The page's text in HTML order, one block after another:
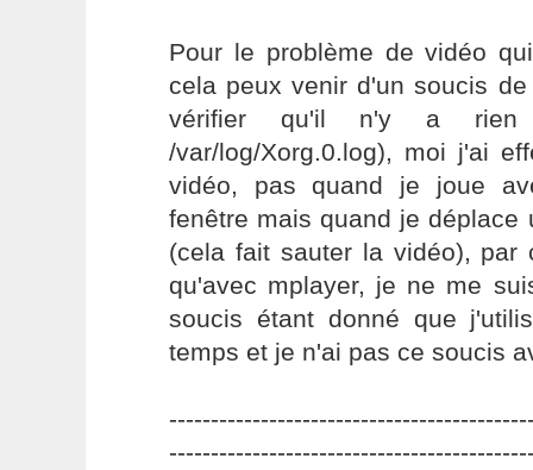
Pour le problème de vidéo
cela peux venir d'un soucis
vérifier qu'il n'y a rien
/var/log/Xorg.0.log), moi j'ai
vidéo, pas quand je joue
fenêtre mais quand je déplace
(cela fait sauter la vidéo), par
qu'avec mplayer, je ne me
soucis étant donné que
temps et je n'ai pas ce soucis